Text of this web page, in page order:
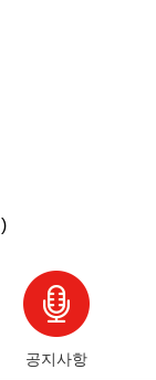
공지사항